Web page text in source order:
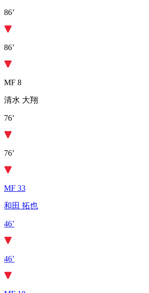
86’
86’
MF 8
清水 大翔
76’
76’
MF 33
和田 拓也
46’
46’